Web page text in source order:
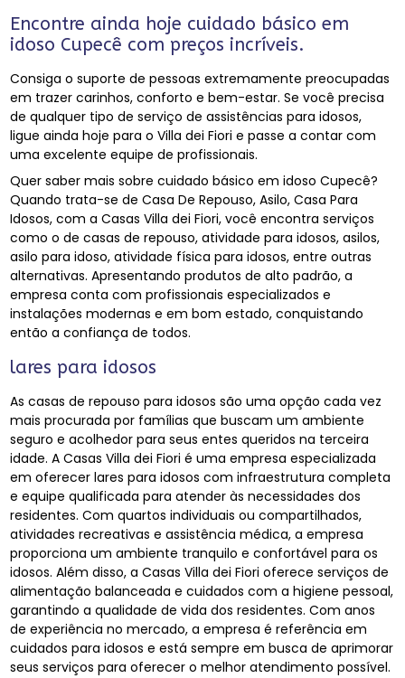
Encontre ainda hoje cuidado básico em
idoso Cupecê com preços incríveis.
Consiga o suporte de pessoas extremamente preocupadas
em trazer carinhos, conforto e bem-estar. Se você precisa
de qualquer tipo de serviço de assistências para idosos,
ligue ainda hoje para o Villa dei Fiori e passe a contar com
uma excelente equipe de profissionais.
Quer saber mais sobre cuidado básico em idoso Cupecê?
Quando trata-se de Casa De Repouso, Asilo, Casa Para
Idosos, com a Casas Villa dei Fiori, você encontra serviços
como o de casas de repouso, atividade para idosos, asilos,
asilo para idoso, atividade física para idosos, entre outras
alternativas. Apresentando produtos de alto padrão, a
empresa conta com profissionais especializados e
instalações modernas e em bom estado, conquistando
então a confiança de todos.
lares para idosos
As casas de repouso para idosos são uma opção cada vez
mais procurada por famílias que buscam um ambiente
seguro e acolhedor para seus entes queridos na terceira
idade. A Casas Villa dei Fiori é uma empresa especializada
em oferecer lares para idosos com infraestrutura completa
e equipe qualificada para atender às necessidades dos
residentes. Com quartos individuais ou compartilhados,
atividades recreativas e assistência médica, a empresa
proporciona um ambiente tranquilo e confortável para os
idosos. Além disso, a Casas Villa dei Fiori oferece serviços de
alimentação balanceada e cuidados com a higiene pessoal,
garantindo a qualidade de vida dos residentes. Com anos
de experiência no mercado, a empresa é referência em
cuidados para idosos e está sempre em busca de aprimorar
seus serviços para oferecer o melhor atendimento possível.